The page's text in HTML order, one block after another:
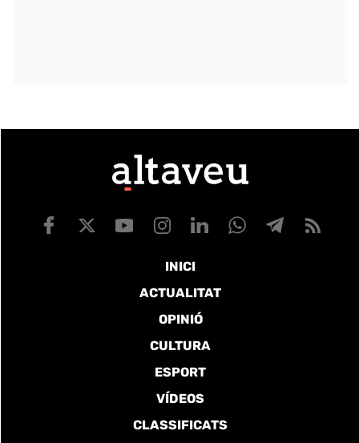
INICI
ACTUALITAT
OPINIÓ
CULTURA
ESPORT
VÍDEOS
CLASSIFICATS